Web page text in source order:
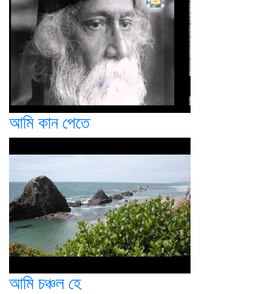
আমি কান পেতে
আমি চঞ্চল হে